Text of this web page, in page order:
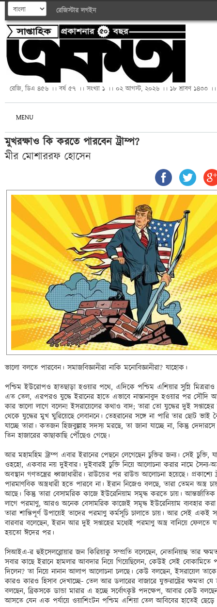
রেজিস্টার লগইন
রেজি, ডিএ ৪৫৬ ।। বর্ষ ৫৭ ।। সংখ্যা ১ ।। ০২ আগস্ট, ২০২৬ ।। ১৮ শ্রাবণ ১৪৩৩ ।।
MENU
মুখরক্ষাও কি করতে পারবেন ট্রাম্প?
মীর মোশাররফ হোসেন
ভালো বলতে পারবেন। সমাজবিজ্ঞানীরা নাকি মনোবিজ্ঞানীরা? যাহোক।
পশ্চিম ইউরোপও হাতছাড়া হওয়ার পথে, এদিকে পশ্চিম এশিয়ার সুন্নি
এত তেল, এরপরও যুদ্ধে ইরানের হাতে এভাবে নাস্তানাবুদ হওয়ার পর সৌদি
কার ভালো লাগে বলেন! ইসরায়েলের কথাও বাদ; তারা তো যুদ্ধের দুই সপ্তাহের
থেকে যুদ্ধের মুখ ঘুরিয়েছে লেবাননে। তেহরানের সঙ্গে না পারি তার ছোট
যাচ্ছে তারা। কতজন হিজবুল্লাহ সদস্য মরছে, তা জানা যাচ্ছে না, কিন্তু
তিন হাজারের কাছাকাছি পৌঁছেও গেছে।
আর মহামহিম ট্রাম্প এবার ইরানের পেছনে লেগেছেন চুক্তির জন্য। সেই
ওহহো, একবার নয় দুইবার। দুইবারই চুক্তি নিয়ে আলোচনা করার নামে সৈন্য-
অবস্থান গণতন্ত্রের ধ্বজাধারীর। রাউন্ডের পর রাউন্ড আলোচনা হয়েছে।
পারমাণবিক অস্ত্রধারী হতে পারবে না। ইরান নিজেও বলছে, তারা তেমন
আছে। কিন্তু তারা বেসামরিক কাজে ইউরেনিয়াম সমৃদ্ধ করতে চায়। আন্তর্জাতিক
লাগে পরমাণু, আরও অনেক বেসামরিক কাজেই সমৃদ্ধ ইউরেনিয়াম ব্যবহার
তারা শান্তিপূর্ণ উপায়েই তাদের পরমাণু কর্মসূচি চালাতে চায়। আর সেই একই
বারবার বলেছেন, ইরান আর দুই সপ্তাহের মধ্যেই পরমাণু অস্ত্র বানিয়ে
হয়তো ঈদের পর।
সিআইএ-র হুইসেলব্লোয়ার জন কিরিয়াকু সম্প্রতি বলেছেন, নেতানিয়াহু তার
সবার কাছে ইরানে হামলার আবদার নিয়ে গিয়েছিলেন, কেউই সেই বোকামিতে
দিলেন? তা নিয়ে নানান আলাপ আলোচনা চলছে। কেউ বলছেন, ইসরায়েল
কারও কারও হিসাব দেখাচ্ছে- তেল আর ডলারের বাজারে যুক্তরাষ্ট্রের ক্ষমতা
বলছেন, ব্রিকসকে ডান্ডা মারার এ হচ্ছে সর্বোৎকৃষ্ট পদক্ষেপ, আবার কেউ
আসতে যেন এক পর্যায়ে ওয়াশিংটন পশ্চিম এশিয়া তেল আবিবের হাতেই ছেড়ে